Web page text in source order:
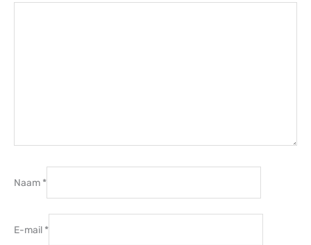
Naam *
E-mail *